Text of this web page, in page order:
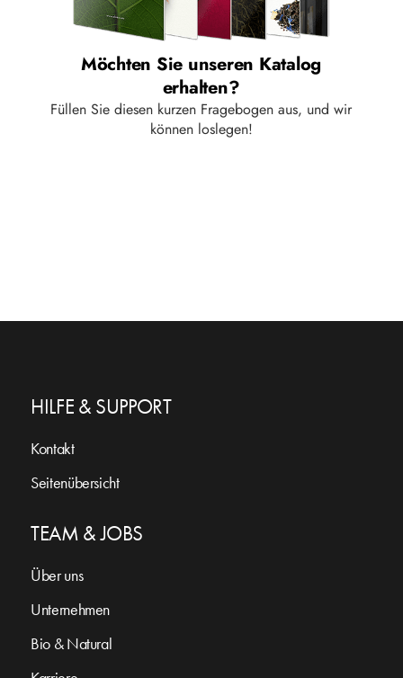
HILFE & SUPPORT
Kontakt
Seitenübersicht
TEAM & JOBS
Über uns
Unternehmen
Bio & Natural